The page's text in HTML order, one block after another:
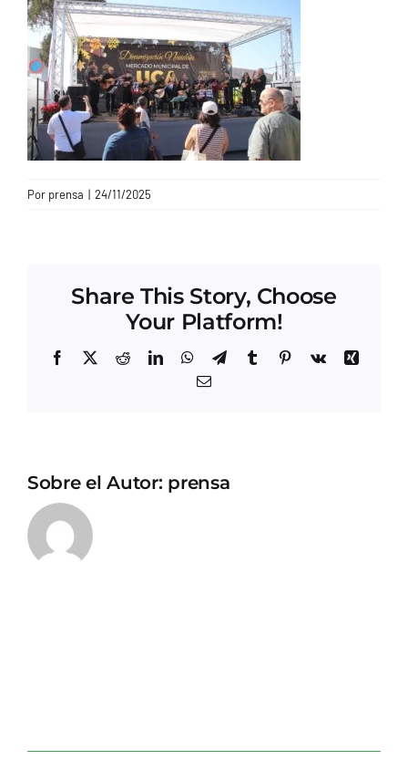
CONTACTO
Por prensa | 24/11/2025
Share This Story, Choose
Your Platform!
Facebook
X RedditLinkedInWhatsApp
TelegramTumblrPinterest
Vk
Xing
Correo
Sobre el Autor: prensa